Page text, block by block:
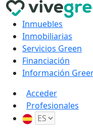
Inmuebles
Inmobiliarias
Servicios Green
Financiación
Información
Acceder
Profesionales